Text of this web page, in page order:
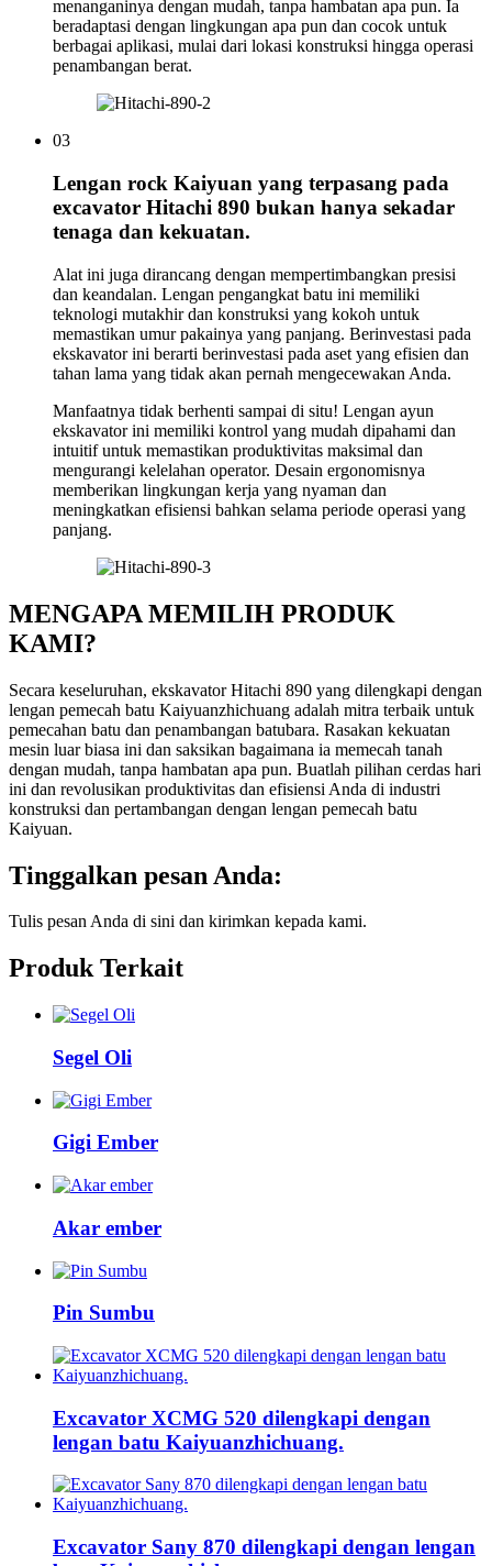
menanganinya dengan mudah, tanpa hambatan apa pun. Ia
beradaptasi dengan lingkungan apa pun dan cocok untuk
berbagai aplikasi, mulai dari lokasi konstruksi hingga operasi
penambangan berat.
03
Lengan rock Kaiyuan yang terpasang pada
excavator Hitachi 890 bukan hanya sekadar
tenaga dan kekuatan.
Alat ini juga dirancang dengan mempertimbangkan presisi
dan keandalan. Lengan pengangkat batu ini memiliki
teknologi mutakhir dan konstruksi yang kokoh untuk
memastikan umur pakainya yang panjang. Berinvestasi pada
ekskavator ini berarti berinvestasi pada aset yang efisien dan
tahan lama yang tidak akan pernah mengecewakan Anda.
Manfaatnya tidak berhenti sampai di situ! Lengan ayun
ekskavator ini memiliki kontrol yang mudah dipahami dan
intuitif untuk memastikan produktivitas maksimal dan
mengurangi kelelahan operator. Desain ergonomisnya
memberikan lingkungan kerja yang nyaman dan
meningkatkan efisiensi bahkan selama periode operasi yang
panjang.
MENGAPA MEMILIH PRODUK
KAMI?
Secara keseluruhan, ekskavator Hitachi 890 yang dilengkapi dengan
lengan pemecah batu Kaiyuanzhichuang adalah mitra terbaik untuk
pemecahan batu dan penambangan batubara. Rasakan kekuatan
mesin luar biasa ini dan saksikan bagaimana ia memecah tanah
dengan mudah, tanpa hambatan apa pun. Buatlah pilihan cerdas hari
ini dan revolusikan produktivitas dan efisiensi Anda di industri
konstruksi dan pertambangan dengan lengan pemecah batu
Kaiyuan.
Tinggalkan pesan Anda:
Tulis pesan Anda di sini dan kirimkan kepada kami.
Produk Terkait
Segel Oli
Gigi Ember
Akar ember
Pin Sumbu
Excavator XCMG 520 dilengkapi dengan
lengan batu Kaiyuanzhichuang.
Excavator Sany 870 dilengkapi dengan lengan